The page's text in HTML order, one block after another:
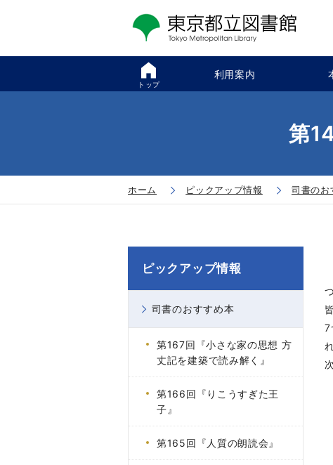
トップ
利用案内
第
ホーム ピックアップ情報 司書のお
7
ピックアップ情報
司書のおすすめ本
第167回『小さな家の思想 方
丈記を建築で読み解く』
第166回『りこうすぎた王
子』
第165回『人質の朗読会』